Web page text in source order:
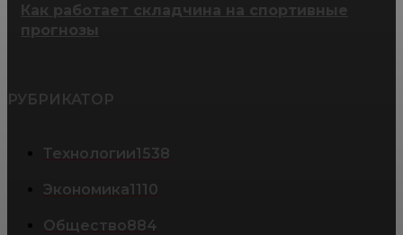
Как работает складчина на спортивные
прогнозы
РУБРИКАТОР
Технологии1538
Экономика1110
Общество884